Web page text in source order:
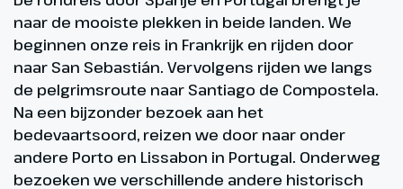
naar de mooiste plekken in beide landen. We
beginnen onze reis in Frankrijk en rijden door
naar San Sebastián. Vervolgens rijden we langs
de pelgrimsroute naar Santiago de Compostela.
Na een bijzonder bezoek aan het
bedevaartsoord, reizen we door naar onder
andere Porto en Lissabon in Portugal. Onderweg
bezoeken we verschillende andere historisch